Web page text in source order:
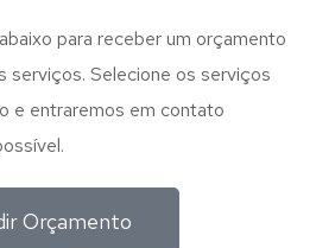
para receber um orçamento
serviços. Selecione os serviços
e entraremos em contato
Orçamento